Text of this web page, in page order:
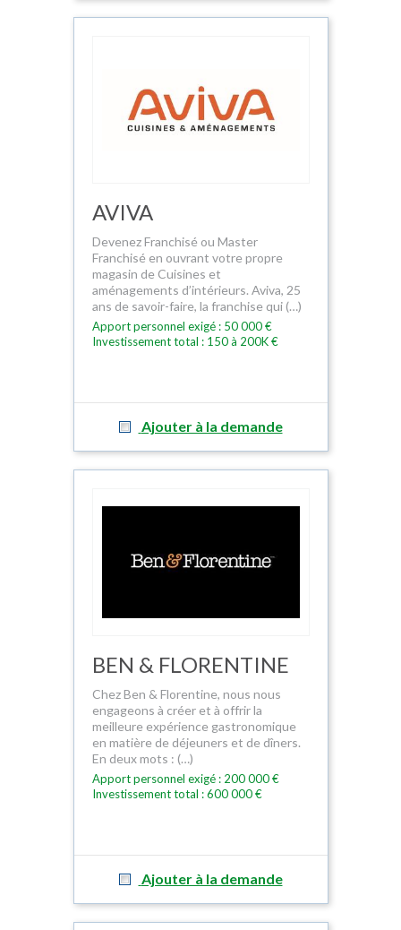
AVIVA
Devenez Franchisé ou Master
Franchisé en ouvrant votre propre
magasin de Cuisines et
aménagements d’intérieurs. Aviva, 25
ans de savoir-faire, la franchise qui (…)
Apport personnel exigé : 50 000 €
Investissement total : 150 à 200K €
Ajouter à la demande
BEN & FLORENTINE
Chez Ben & Florentine, nous nous
engageons à créer et à offrir la
meilleure expérience gastronomique
en matière de déjeuners et de dîners.
En deux mots : (…)
Apport personnel exigé : 200 000 €
Investissement total : 600 000 €
Ajouter à la demande